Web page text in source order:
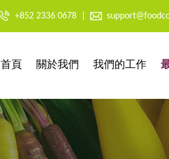
+852 2336 0678
首頁 關於我們 我們的工作